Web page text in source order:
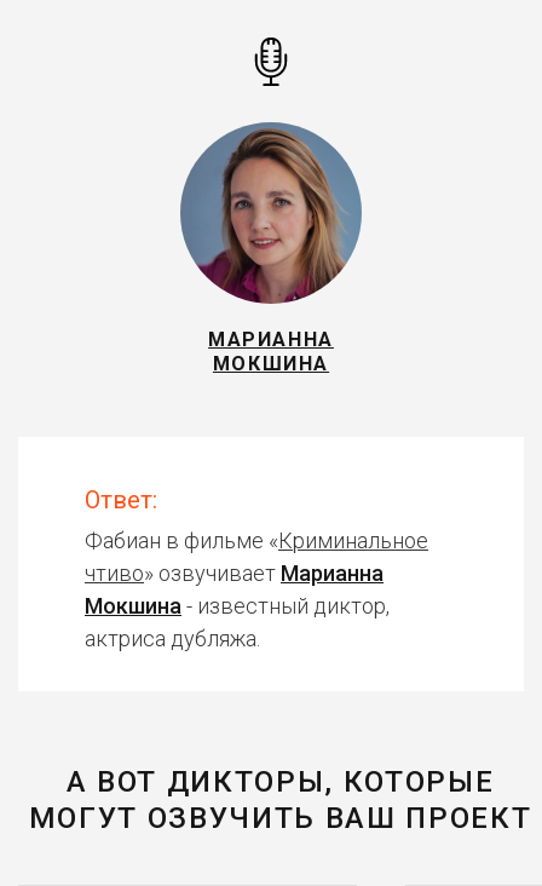
МАРИАННА
МОКШИНА
Ответ:
Фабиан в фильме «Криминальное
чтиво» озвучивает Марианна
Мокшина - известный диктор,
актриса дубляжа.
А ВОТ ДИКТОРЫ, КОТОРЫЕ
МОГУТ ОЗВУЧИТЬ ВАШ ПРОЕКТ